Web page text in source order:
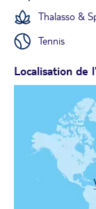
Thalasso &
Tennis
Localisation de